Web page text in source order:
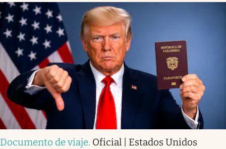
Documento de viaje. Oficial | Estados Unidos